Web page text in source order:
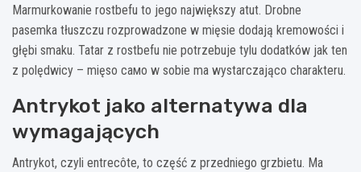
Marmurkowanie rostbefu to jego największy atut. Drobne
pasemka tłuszczu rozprowadzone w mięsie dodają kremowości i
głębi smaku. Tatar z rostbefu nie potrzebuje tylu dodatków jak ten
z polędwicy – mięso само w sobie ma wystarczająco charakteru.
Antrykot jako alternatywa dla
wymagających
Antrykot, czyli entrecôte, to część z przedniego grzbietu. Ma